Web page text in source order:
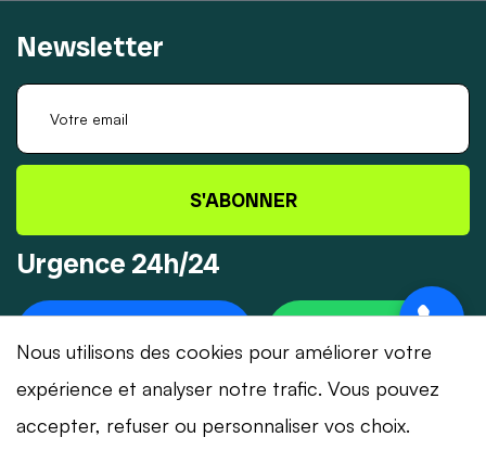
Newsletter
S'ABONNER
Urgence 24h/24
Nous utilisons des cookies pour améliorer votre
expérience et analyser notre trafic. Vous pouvez
accepter, refuser ou personnaliser vos choix.